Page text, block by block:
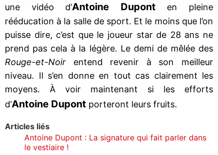
une vidéo d’Antoine Dupont en pleine
rééducation à la salle de sport. Et le moins que l’on
puisse dire, c’est que le joueur star de 28 ans ne
prend pas cela à la légère. Le demi de mêlée des
Rouge-et-Noir entend revenir à son meilleur
niveau. Il s’en donne en tout cas clairement les
moyens. À voir maintenant si les efforts
d’Antoine Dupont porteront leurs fruits.
Articles liés
Antoine Dupont : La signature qui fait parler dans
le vestiaire !